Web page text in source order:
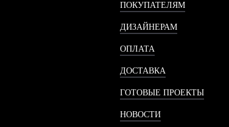
ПОКУПАТЕЛЯМ
ДИЗАЙНЕРАМ
ОПЛАТА
ДОСТАВКА
ГОТОВЫЕ ПРОЕКТЫ
НОВОСТИ